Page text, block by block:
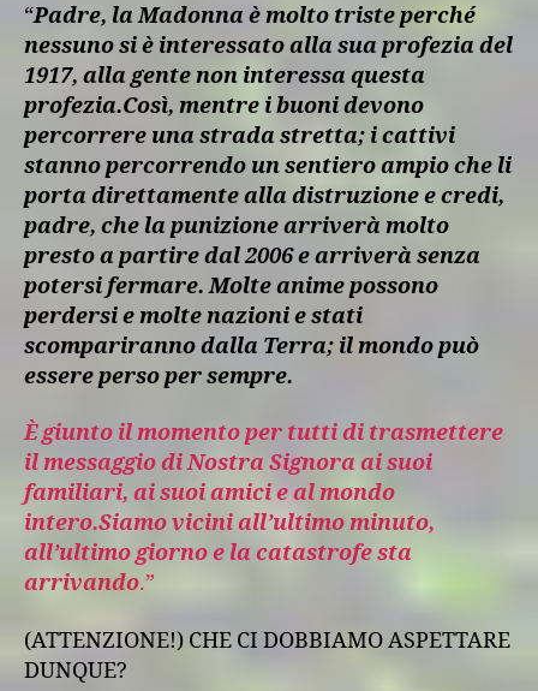
“Padre, la Madonna è molto triste perché
nessuno si è interessato alla sua profezia del
1917, alla gente non interessa questa
profezia.Così, mentre i buoni devono
percorrere una strada stretta; i cattivi
stanno percorrendo un sentiero ampio che li
porta direttamente alla distruzione e credi,
padre, che la punizione arriverà molto
presto a partire dal 2006 e arriverà senza
potersi fermare. Molte anime possono
perdersi e molte nazioni e stati
scompariranno dalla Terra; il mondo può
essere perso per sempre.
È giunto il momento per tutti di trasmettere
il messaggio di Nostra Signora ai suoi
familiari, ai suoi amici e al mondo
intero.Siamo vicini all’ultimo minuto,
all’ultimo giorno e la catastrofe sta
arrivando.”
(ATTENZIONE!) CHE CI DOBBIAMO ASPETTARE
DUNQUE?